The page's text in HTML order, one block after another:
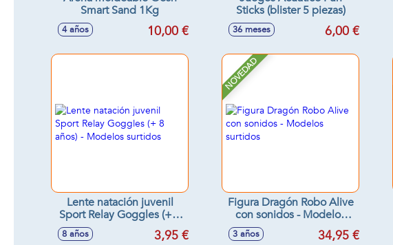
Smart Sand 1Kg
4 años 10,00 €
Sticks (blister 5 piezas)
36 meses 6,00 €
Lente natación juvenil
Sport Relay Goggles (+ 8
años) - Modelos surtidos
8 años 3,95 €
NOVEDAD
Figura Dragón Robo Alive
con sonidos - Modelos
3 años 34,95 €